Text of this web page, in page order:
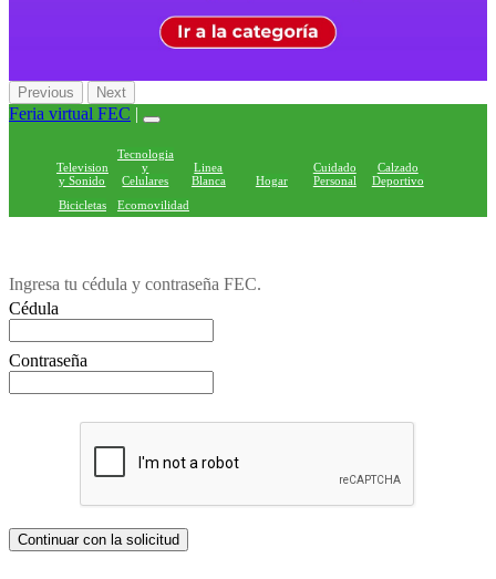
Previous Next
Feria virtual FEC |
Television
y Sonido
Tecnologia
y
Celulares
Linea
Blanca
Hogar
Cuidado
Personal
Calzado
Deportivo
Bicicletas
Ecomovilidad
Ingresa tu cédula y contraseña FEC.
Cédula
Contraseña